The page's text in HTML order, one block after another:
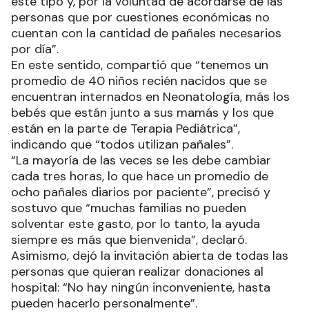
personas que por cuestiones económicas no
cuentan con la cantidad de pañales necesarios
por día”.
En este sentido, compartió que “tenemos un
promedio de 40 niños recién nacidos que se
encuentran internados en Neonatología, más los
bebés que están junto a sus mamás y los que
están en la parte de Terapia Pediátrica”,
indicando que “todos utilizan pañales”.
“La mayoría de las veces se les debe cambiar
cada tres horas, lo que hace un promedio de
ocho pañales diarios por paciente”, precisó y
sostuvo que “muchas familias no pueden
solventar este gasto, por lo tanto, la ayuda
siempre es más que bienvenida”, declaró.
Asimismo, dejó la invitación abierta de todas las
personas que quieran realizar donaciones al
hospital: “No hay ningún inconveniente, hasta
pueden hacerlo personalmente”.